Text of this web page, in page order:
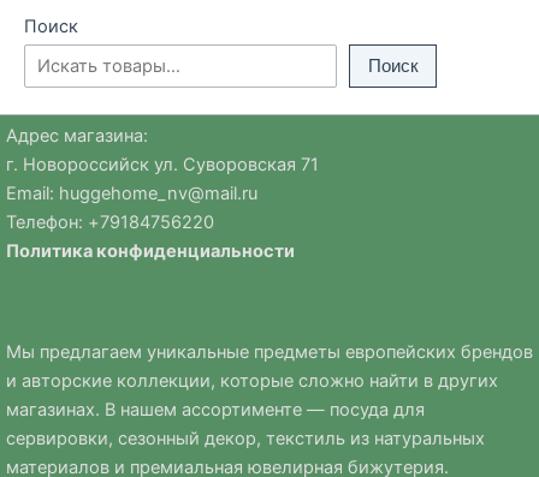
Поиск
Поиск
Адрес магазина:
г. Новороссийск ул. Суворовская 71
Email: huggehome_nv@mail.ru
Телефон: +79184756220
Политика конфиденциальности
Мы предлагаем уникальные предметы европейских брендов
и авторские коллекции, которые сложно найти в других
магазинах. В нашем ассортименте — посуда для
сервировки, сезонный декор, текстиль из натуральных
материалов и премиальная ювелирная бижутерия.